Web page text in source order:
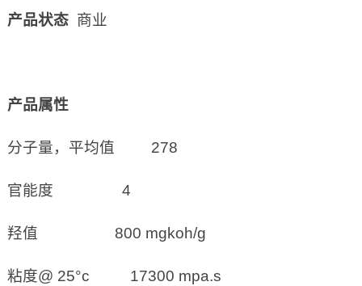
产品状态 商业
产品属性
分子量，平均值 278
官能度 4
羟值 800 mgkoh/g
粘度@ 25°c 17300 mpa.s